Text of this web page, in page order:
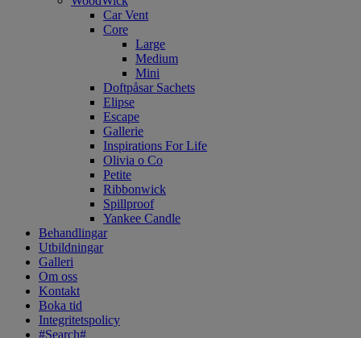
Car Vent
Core
Large
Medium
Mini
Doftpåsar Sachets
Elipse
Escape
Gallerie
Inspirations For Life
Olivia o Co
Petite
Ribbonwick
Spillproof
Yankee Candle
Behandlingar
Utbildningar
Galleri
Om oss
Kontakt
Boka tid
Integritetspolicy
#Search#